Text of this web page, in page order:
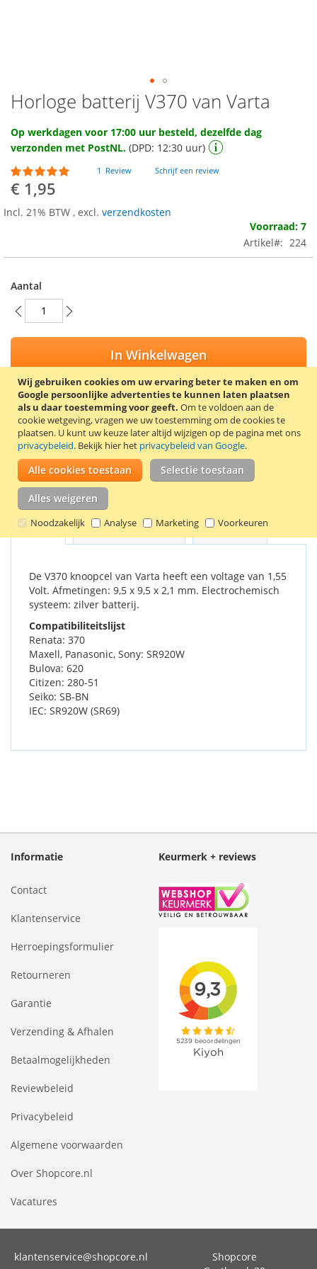
Wij gebruiken cookies om uw ervaring beter te maken en om
Google persoonlijke advertenties te kunnen laten plaatsen
als u daar toestemming voor geeft. Om te voldoen aan de
cookie wetgeving, vragen we uw toestemming om de cookies te
plaatsen. U kunt uw keuze later altijd wijzigen op de pagina met ons
privacybeleid. Bekijk hier het privacybeleid van Google.
Alle cookies toestaan Selectie toestaan
Alles weigeren
Noodzakelijk Analyse Marketing Voorkeuren
Ga
naar
het
begin
van
de
afbeeldingen-
gallerij
Horloge batterij V370 van Varta
Op werkdagen voor 17:00 uur besteld, dezelfde dag
verzonden met PostNL. (DPD: 12:30 uur)
Waardering:
100
% of100
1 Review Schrijf een review
€ 1,95
Incl. 21% BTW , excl. verzendkosten
Voorraad: 7
Artikel
224
Aantal
In Winkelwagen
VOEG TOE AAN VERLANGLIJST
TOEVOEGEN OM TE VERGELIJKEN
Horloge batterij V370 is ook bekend als type 370, SR920W,
SR69, 620, 280-51 en SB-BN.
Details Productkenmerken Reviews 1
De V370 knoopcel van Varta heeft een voltage van 1,55
Volt. Afmetingen: 9,5 x 9,5 x 2,1 mm. Electrochemisch
systeem: zilver batterij.
Compatibiliteitslijst
Renata: 370
Maxell, Panasonic, Sony: SR920W
Bulova: 620
Citizen: 280-51
Seiko: SB-BN
IEC: SR920W (SR69)
Informatie
Contact
Klantenservice
Herroepingsformulier
Retourneren
Garantie
Verzending & Afhalen
Betaalmogelijkheden
Reviewbeleid
Privacybeleid
Algemene voorwaarden
Over Shopcore.nl
Vacatures
Keurmerk + reviews
klantenservice@shopcore.nl
Shopcore